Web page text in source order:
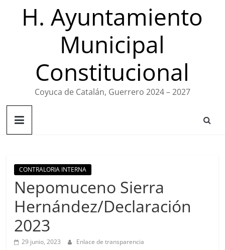
H. Ayuntamiento
Municipal
Constitucional
Coyuca de Catalán, Guerrero 2024 – 2027
CONTRALORIA INTERNA
Nepomuceno Sierra
Hernández/Declaración
2023
29 junio, 2023 Enlace de transparencia